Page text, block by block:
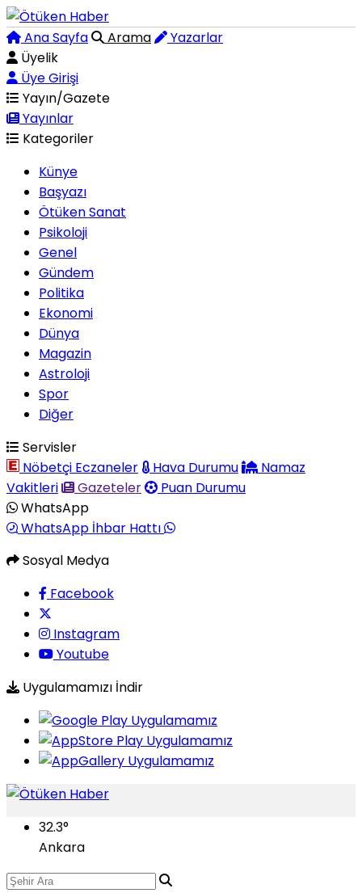
Ana Sayfa Arama
Yazarlar
Üyelik
Üye Girişi
Yayın/Gazete
Yayınlar
Kategoriler
Künye
Başyazı
Ötüken Sanat
Psikoloji
Genel
Gündem
Politika
Ekonomi
Dünya
Magazin
Astroloji
Spor
Diğer
Servisler
Nöbetçi Eczaneler
Hava Durumu
Namaz
Vakitleri
Gazeteler
Puan Durumu
WhatsApp
WhatsApp İhbar Hattı
Sosyal Medya
Facebook
Instagram
Youtube
Uygulamamızı İndir
32.3°
Ankara